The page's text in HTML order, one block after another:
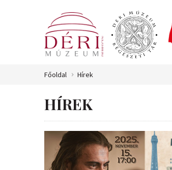
Főoldal Hírek
HÍREK